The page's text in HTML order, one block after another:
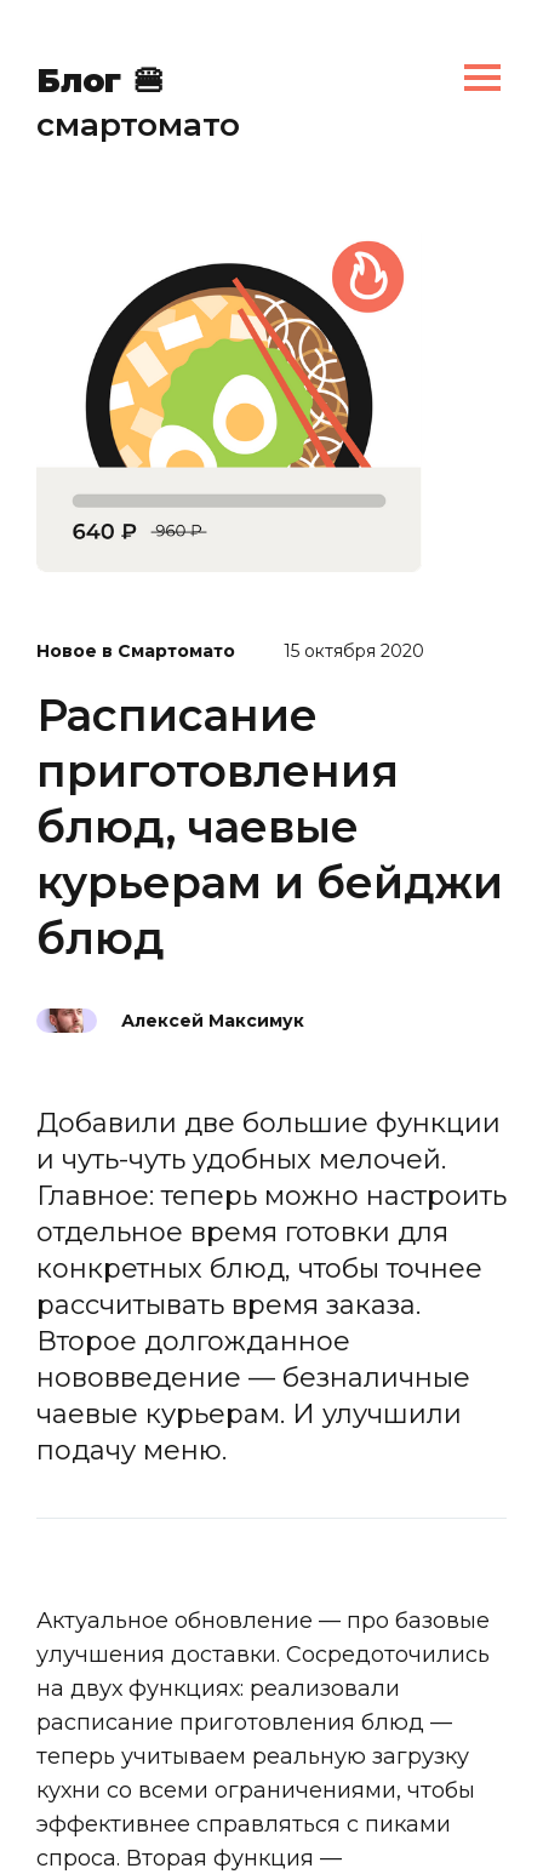
Блог 🍔
смартомато
Новое в Смартомато 15 октября 2020
Расписание
приготовления
блюд, чаевые
курьерам и бейджи
блюд
Алексей Максимук
Добавили две большие функции
и чуть-чуть удобных мелочей.
Главное: теперь можно настроить
отдельное время готовки для
конкретных блюд, чтобы точнее
рассчитывать время заказа.
Второе долгожданное
нововведение — безналичные
чаевые курьерам. И улучшили
подачу меню.
Актуальное обновление — про базовые
улучшения доставки. Сосредоточились
на двух функциях: реализовали
расписание приготовления блюд —
теперь учитываем реальную загрузку
кухни со всеми ограничениями, чтобы
эффективнее справляться с пиками
спроса. Вторая функция —